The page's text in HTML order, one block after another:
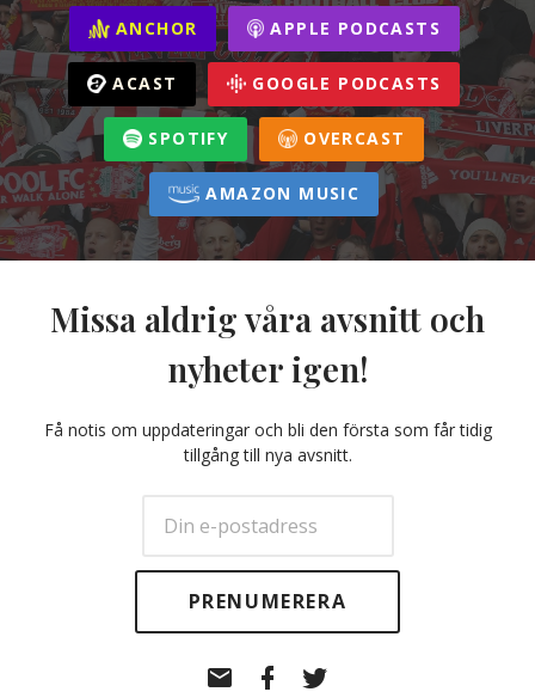
ANCHOR APPLE PODCASTS
ACAST GOOGLE PODCASTS
SPOTIFY OVERCAST
AMAZON MUSIC
Missa aldrig våra avsnitt och
nyheter igen!
Få notis om uppdateringar och bli den första som får tidig
tillgång till nya avsnitt.
post
Facebook